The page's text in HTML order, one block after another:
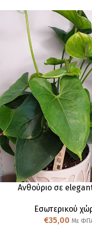
Ανθούριο σε
Εσωτερικού
€35,00 Με